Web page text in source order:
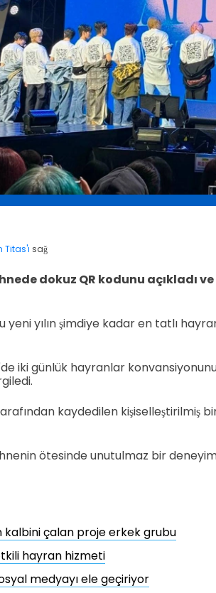
Titas'ı sağ
dokuz QR kodunu açıkladı ve
yeni yılın şimdiye kadar en tatlı
iki günlük hayranlar
kaydedilen kişiselleştirilmiş
ötesinde unutulmaz bir
kalbini çalan proje erkek grubu
hayran hizmeti
medyayı ele geçiriyor